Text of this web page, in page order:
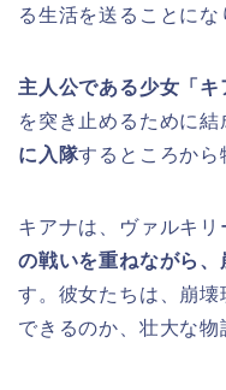
る生活を送ることにな
主人公である少女「キ
を突き止めるために
に入隊するところから
キアナは、ヴァルキ
の戦いを重ねながら
す。彼女たちは、崩
できるのか、壮大な物